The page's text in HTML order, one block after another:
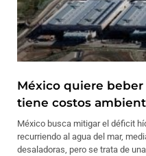
México quiere
tiene costos
México busca mitigar el déficit
recurriendo al agua del mar,
desaladoras, pero se trata de